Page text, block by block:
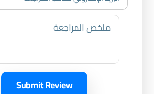
Submit Review